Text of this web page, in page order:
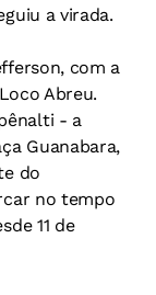
a virada.
com a
Abreu.
- a
Guanabara,
do
no tempo
11 de